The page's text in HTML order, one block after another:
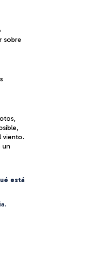
sobre
viento.
un
está